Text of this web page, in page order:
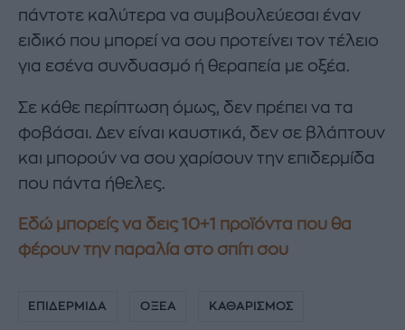
πάντοτε καλύτερα να συμβουλεύεσαι έναν
ειδικό που μπορεί να σου προτείνει τον τέλειο
για εσένα συνδυασμό ή θεραπεία με οξέα.
Σε κάθε περίπτωση όμως, δεν πρέπει να τα
φοβάσαι. Δεν είναι καυστικά, δεν σε βλάπτουν
και μπορούν να σου χαρίσουν την επιδερμίδα
που πάντα ήθελες.
Εδώ μπορείς να δεις 10+1 προϊόντα που θα
φέρουν την παραλία στο σπίτι σου
ΕΠΙΔΕΡΜΙΔΑ ΟΞΕΑ ΚΑΘΑΡΙΣΜΟΣ